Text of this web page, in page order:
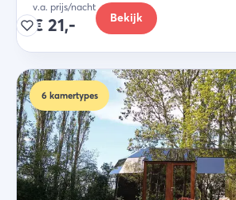
v.a. prijs/nacht
€ 21,- Bekijk
6 kamertypes